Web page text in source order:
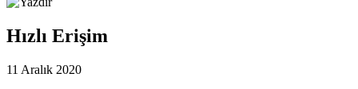
Hızlı Erişim
11 Aralık 2020